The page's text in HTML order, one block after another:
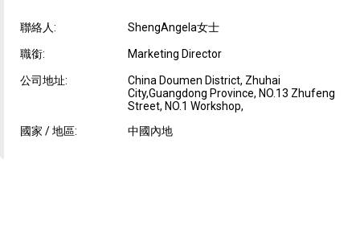
聯絡人: ShengAngela女士
職銜: Marketing Director
公司地址:
China Doumen District, Zhuhai
City,Guangdong Province, NO.13 Zhufeng
Street, NO.1 Workshop,
國家 / 地區:
中國內地